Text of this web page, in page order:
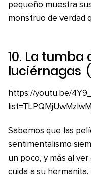
pequeño muestra
monstruo de verdad
10. La tumba
luciérnagas
https://youtu.be/
Sabemos que las
sentimentalismo
un poco, y más al
cuida a su